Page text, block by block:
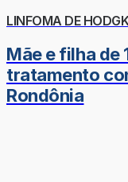
LINFOMA DE
Mãe e filha de
tratamento
Rondônia